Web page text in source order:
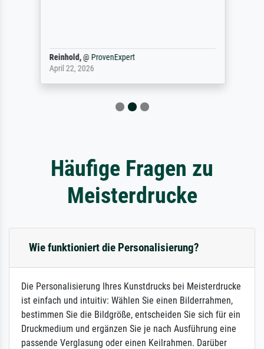
Reinhold,@ ProvenExpert
April 22, 2026
Häufige Fragen zu
Meisterdrucke
Wie funktioniert die Personalisierung?
Die Personalisierung Ihres Kunstdrucks bei Meisterdrucke
ist einfach und intuitiv: Wählen Sie einen Bilderrahmen,
bestimmen Sie die Bildgröße, entscheiden Sie sich für ein
Druckmedium und ergänzen Sie je nach Ausführung eine
passende Verglasung oder einen Keilrahmen. Darüber